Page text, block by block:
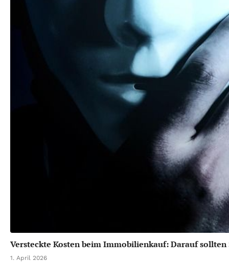
Versteckte Kosten beim Immobilienkauf: Darauf sollten
1. April 2026